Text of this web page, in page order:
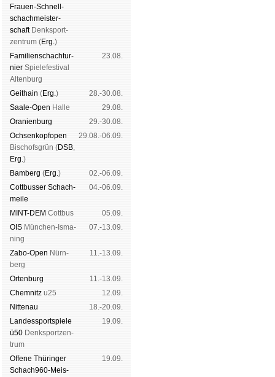
Frauen-Schnell­
schach­meis­ter­
schaftDenk­sport­
zen­trum (Erg.)
Familien­schach­tur­
nier Spiele­fes­ti­val
Al­ten­burg
23.08.
Geit­hain (Erg.)
28.-30.08.
Saale-Open Halle
29.08.
Oranien­burg
29.-30.08.
Och­sen­kopf­open
Bischofs­grün (DSB,
Erg.)
29.08.-06.09.
Bam­berg (Erg.)
02.-06.09.
Cott­busser Schach­
meile
04.-06.09.
MINT-DEM Cott­bus
05.09.
OIS Mün­chen-Is­ma­
ning
07.-13.09.
Zabo-Open Nürn­
berg
11.-13.09.
Orten­burg
11.-13.09.
Chem­nitz u25
12.09.
Nitte­nau
18.-20.09.
Landes­sport­spiele
ü50 Denk­sport­zen­
trum
19.09.
Offene Thü­rin­ger
Schach960-Meis­
19.09.